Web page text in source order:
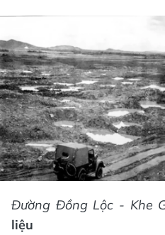
Đường Đồng Lộc - Khe
liệu